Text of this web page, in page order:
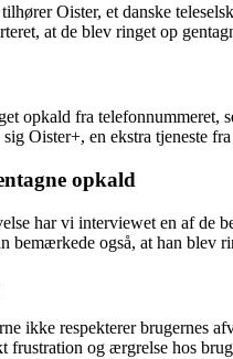
Oister, et danske
at de blev ringet op
opkald fra
Oister+, en ekstra tjeneste
opkald
har vi interviewet en af de
også, at han blev
ikke respekterer brugernes
frustration og ærgrelse hos